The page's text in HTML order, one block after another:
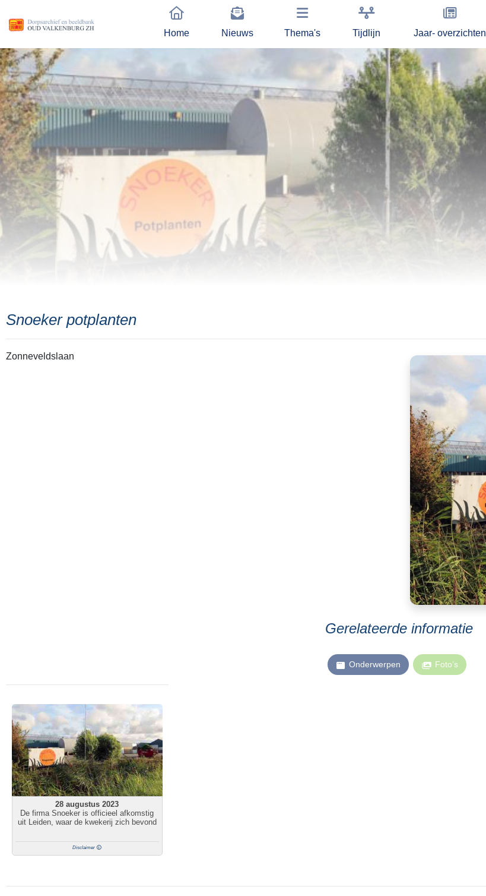
Home Nieuws Thema's Tijdlijn Jaar- overzichten
Snoeker potplanten
Zonneveldslaan
Gerelateerde informatie
Onderwerpen Foto’s
28 augustus 2023
De firma Snoeker is officieel afkomstig
uit Leiden, waar de kwekerij zich bevond
Disclaimer